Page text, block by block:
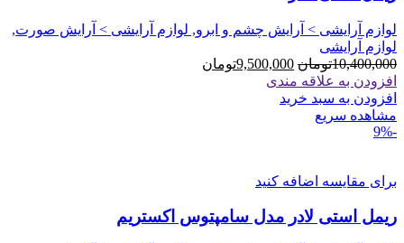
لوازم آرایشی > آرایش چشم و ابرو, لوازم آرایشی > آرایش صورت,
لوازم آرایشی
10,400,000تومان قیمت
اصلی
9,500,000تومان
افزودن به علاقه مندی
افزودن به سبد خرید
مشاهده سریع
-9%
برای مقایسه اضافه کنید
ریمل استی لادر مدل سامپتوس اکستریم